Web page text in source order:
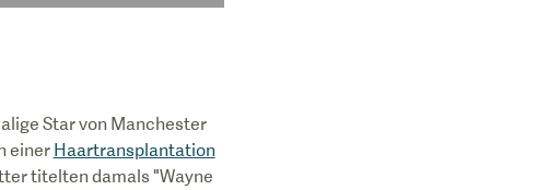
Star von Manchester
einer Haartransplantation
titelten damals "Wayne